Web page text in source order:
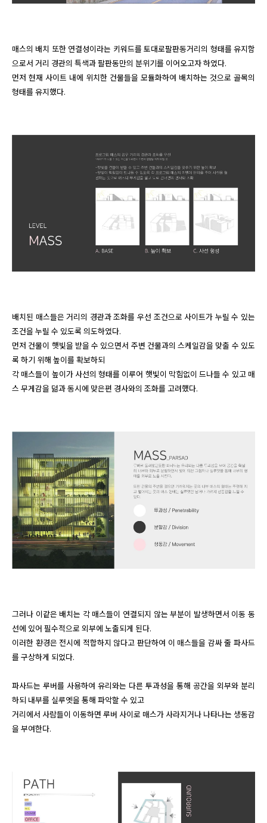
매스의 배치 또한 연결성이라는 키워드를 토대로팔판동거리의 형태를 유지함
으로서 거리 경관의 특색과 팔판동만의 분위기를 이어오고자 하였다.
먼저 현재 사이트 내에 위치한 건물들을 모듈화하여 배치하는 것으로 골목의
형태를 유지했다.
배치된 매스들은 거리의 경관과 조화를 우선 조건으로 사이트가 누릴 수 있는
조건을 누릴 수 있도록 의도하였다.
먼저 건물이 햇빛을 받을 수 있으면서 주변 건물과의 스케일감을 맞출 수 있도
록 하기 위해 높이를 확보하되
각 매스들이 높이가 사선의 형태를 이루어 햇빛이 막힘없이 드나들 수 있고 매
스 무게감을 덞과 동시에 맞은편 경사와의 조화를 고려했다.
그러나 이같은 배치는 각 매스들이 연결되지 않는 부분이 발생하면서 이동 동
선에 있어 필수적으로 외부에 노출되게 된다.
이러한 환경은 전시에 적합하지 않다고 판단하여 이 매스들을 감싸 줄 파사드
를 구상하게 되었다.
파사드는 루버를 사용하여 유리와는 다른 투과성을 통해 공간을 외부와 분리
하되 내부를 실루엣을 통해 파악할 수 있고
거리에서 사람들이 이동하면 루버 사이로 매스가 사라지거나 나타나는 생동감
을 부여한다.